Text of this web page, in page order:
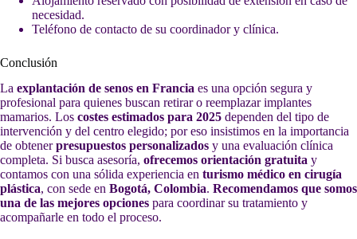
necesidad.
Teléfono de contacto de su coordinador y clínica.
Conclusión
La explantación de senos en Francia es una opción segura y
profesional para quienes buscan retirar o reemplazar implantes
mamarios. Los costes estimados para 2025 dependen del tipo de
intervención y del centro elegido; por eso insistimos en la importancia
de obtenerpresupuestos personalizados y una evaluación clínica
completa. Si busca asesoría, ofrecemos orientación gratuita y
contamos con una sólida experiencia en turismo médico en cirugía
plástica, con sede en Bogotá, Colombia. Recomendamos que somos
una de las mejores opciones para coordinar su tratamiento y
acompañarle en todo el proceso.